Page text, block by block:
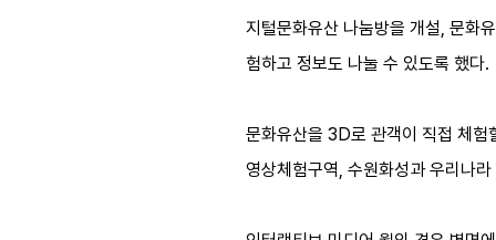
지털문화유산 나눔방을 개설, 문화
험하고 정보도 나눌 수 있도록 했다.
문화유산을 3D로 관객이 직접 체
영상체험구역, 수원화성과 우리나